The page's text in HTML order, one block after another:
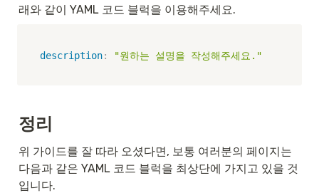
래와 같이 YAML 코드 블럭을 이용해주세요.
description: "원하는 설명을 작성해주세요."
정리
위 가이드를 잘 따라 오셨다면, 보통 여러분의 페이지는
다음과 같은 YAML 코드 블럭을 최상단에 가지고 있을 것
입니다.